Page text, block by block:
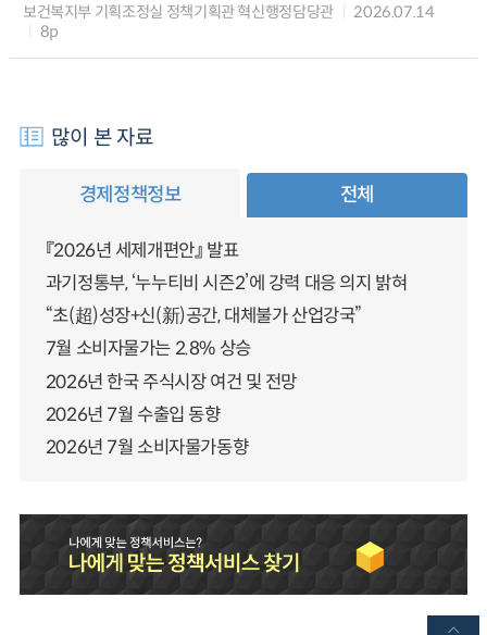
보건복지부 기획조정실 정책기획관 혁신행정담당관
2026.07.14
8p
많이 본 자료
경제정책정보 전체
『2026년 세제개편안』 발표
과기정통부, ‘누누티비 시즌2’에 강력 대응 의지 밝혀
“초(超)성장+신(新)공간, 대체불가 산업강국”
7월 소비자물가는 2.8% 상승
2026년 한국 주식시장 여건 및 전망
2026년 7월 수출입 동향
2026년 7월 소비자물가동향